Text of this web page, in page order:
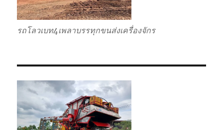
รถโลวเบท4เพลาบรรทุกขนส่งเครื่องจักร